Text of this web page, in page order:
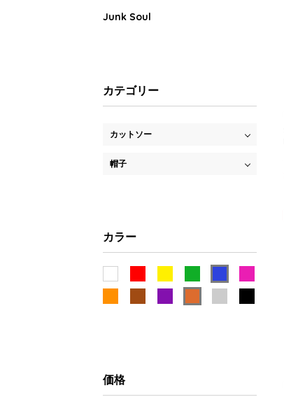
Junk Soul
カテゴリー
カットソー
帽子
カラー
価格